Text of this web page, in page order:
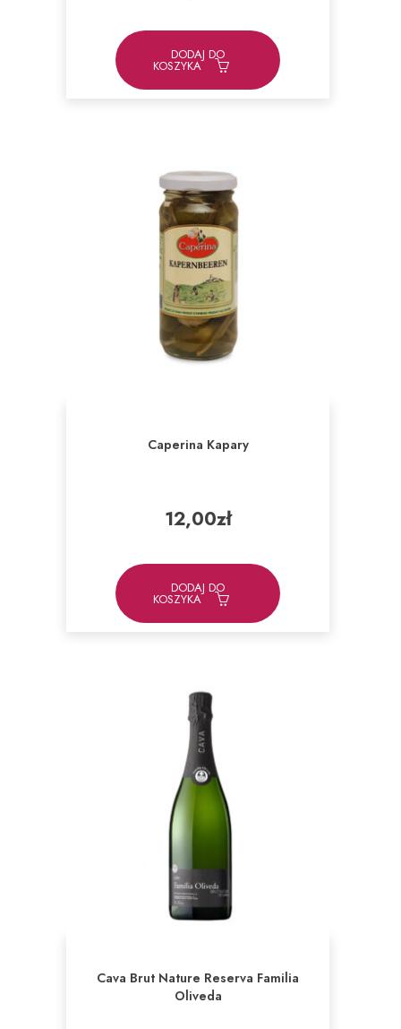
DODAJ DO
KOSZYKA
Caperina Kapary
12,00zł
DODAJ DO
KOSZYKA
Cava Brut Nature Reserva Familia
Oliveda